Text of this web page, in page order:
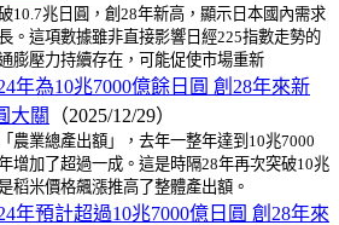
10.7兆日圓，創28年新高，顯示日本國內需求
。這項數據雖非直接影響日經225指數走勢的
膨壓力持續存在，可能促使市場重新
年為10兆7000億餘日圓 創28年來新
大關
（2025/12/29）
農業總產出額」，去年一整年達到10兆7000
增加了超過一成。這是時隔28年再次突破10兆
稻米價格飆漲推高了整體產出額。
年預計超過10兆7000億日圓 創28年來